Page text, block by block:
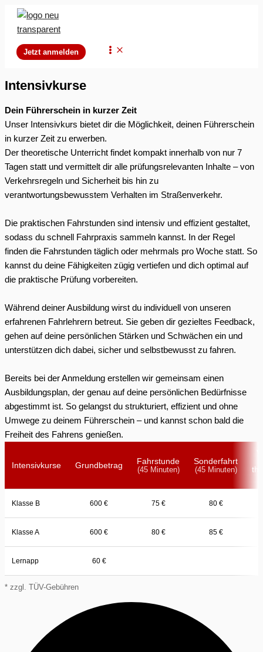
Zum
Inhalt
Jetzt anmelden Main
Intensivkurse
Dein Führerschein in kurzer Zeit
Unser Intensivkurs bietet dir die Möglichkeit, deinen Führerschein
in kurzer Zeit zu erwerben.
Der theoretische Unterricht findet kompakt innerhalb von nur 7
Tagen statt und vermittelt dir alle prüfungsrelevanten Inhalte – von
Verkehrsregeln und Sicherheit bis hin zu
verantwortungsbewusstem Verhalten im Straßenverkehr.
Die praktischen Fahrstunden sind intensiv und effizient gestaltet,
sodass du schnell Fahrpraxis sammeln kannst. In der Regel
finden die Fahrstunden täglich oder mehrmals pro Woche statt. So
kannst du deine Fähigkeiten zügig vertiefen und dich optimal auf
die praktische Prüfung vorbereiten.
Während deiner Ausbildung wirst du individuell von unseren
erfahrenen Fahrlehrern betreut. Sie geben dir gezieltes Feedback,
gehen auf deine persönlichen Stärken und Schwächen ein und
unterstützen dich dabei, sicher und selbstbewusst zu fahren.
Bereits bei der Anmeldung erstellen wir gemeinsam einen
Ausbildungsplan, der genau auf deine persönlichen Bedürfnisse
abgestimmt ist. So gelangst du strukturiert, effizient und ohne
Umwege zu deinem Führerschein – und kannst schon bald die
Freiheit des Fahrens genießen.
Intensivkurse Grundbetrag Fahrstunde
(45 Minuten)
Sonderfahrt
(45 Minuten)
Klasse B 600 € 75 € 80 €
Klasse A 600 € 80 € 85 €
Lernapp 60 €
* zzgl. TÜV-Gebühren